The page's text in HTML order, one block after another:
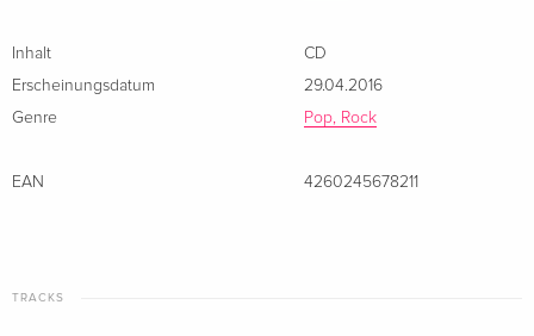
Inhalt
CD
Erscheinungsdatum
29.04.2016
Genre
Pop, Rock
EAN 4260245678211
TRACKS